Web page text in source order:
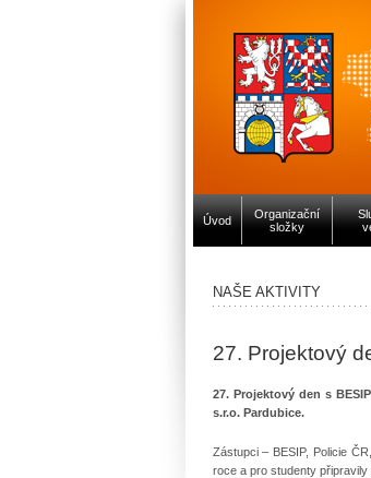
Úvod
Organizační
složky
NAŠE AKTIVITY
27. Projektový
27. Projektový den s
s.r.o. Pardubice.
Zástupci – BESIP, Policie
roce a pro studenty